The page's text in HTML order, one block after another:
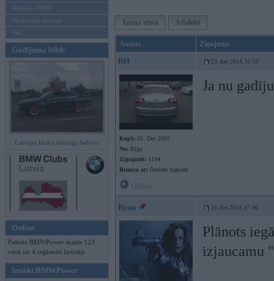
Mēneša BMW
Sērijveida tūnings
Vel...
Gadījuma bilde
Latvijas lauku tūninga šedevri
Online
Pašreiz BMWPower skatās 123
viesi un 4 reģistrēti lietotāji.
Ienākt BMWPower
Jauna tēma Atbildēt
Autors Ziņojums
RH 23. Apr 2014, 15:50
Kopš: 05. Dec 2007
No: Rīga
Ziņojumi: 1104
Braucu ar: četriem riņķiem
Ja nu
Bron 10. Jun 2014, 17:46
Plānots
izjaucamu